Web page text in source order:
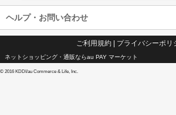
ヘルプ・お問い合わせ
ご利用規約| プライバシーポリ
ネットショッピング・通販ならau PAY マーケット
© 2016 KDDI/au Commerce & Life, Inc.